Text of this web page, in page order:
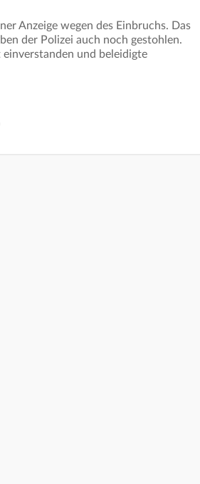
Anzeige wegen des Einbruchs. Das
der Polizei auch noch gestohlen.
und beleidigte